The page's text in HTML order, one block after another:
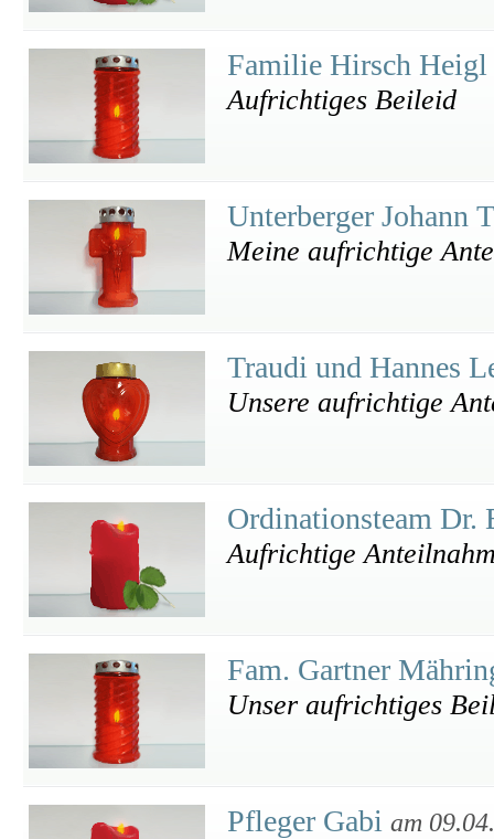
Familie Hirsch Heigl
Aufrichtiges Beileid
Unterberger Johann
Meine aufrichtige
Traudi und Hannes
Unsere aufrichtige
Ordinationsteam Dr.
Aufrichtige
Fam. Gartner
Unser aufrichtiges
Pfleger Gabi am